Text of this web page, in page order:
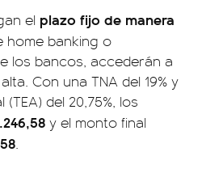
el plazo fijo de manera
home banking o
los bancos, accederán a
Con una TNA del 19% y
del 20,75%, los
y el monto final
.